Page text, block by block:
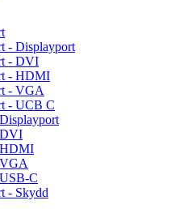
- Displayport
- DVI
- HDMI
- VGA
- UCB C
C
- Skydd